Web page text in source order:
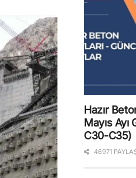
Hazır
Mayıs
C30-C35)
46971